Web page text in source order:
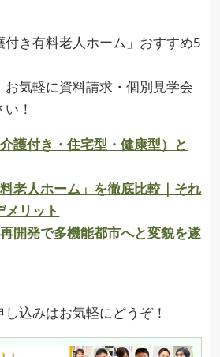
付き有料老人ホーム」おすすめ5
お気軽に資料請求・個別見学会
！
護付き・住宅型・健康型）と
老人ホーム」を徹底比較｜それ
リット
開発で多機能都市へと変貌を遂
込みはお気軽にどうぞ！